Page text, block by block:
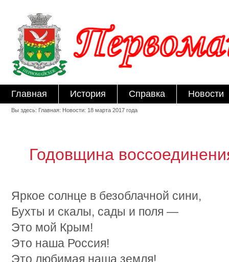
Главная История Справка Новости
Вы здесь: Главная: Новости: 18 марта 2017 года
Годовщина
Яркое солнце в безоблачной сини,
Бухты и скалы, сады и поля —
Это мой Крым!
Это наша Россия!
Это любимая наша земля!